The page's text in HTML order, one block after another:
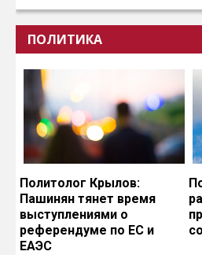
ПОЛИТИКА
Политолог Крылов:
Пашинян тянет время
выступлениями о
референдуме по ЕС и
ЕАЭС